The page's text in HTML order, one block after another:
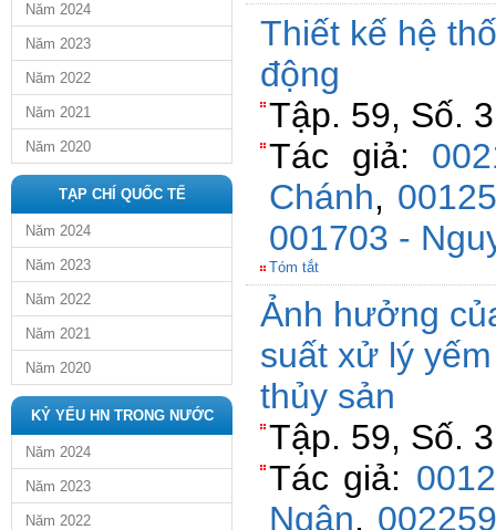
Năm 2024
Năm 2023
Năm 2022
Năm 2021
Năm 2020
TẠP CHÍ QUỐC TẾ
Năm 2024
Năm 2023
Năm 2022
Năm 2021
Năm 2020
KỶ YẾU HN TRONG NƯỚC
Năm 2024
Năm 2023
Năm 2022
Thiết kế hệ
động
Tập. 59, Số.
Tác giả:
Chánh,
001703 -
Tóm tắt
Ảnh hưởng
suất xử lý
thủy sản
Tập. 59, Số.
Tác giả:
Ngân,